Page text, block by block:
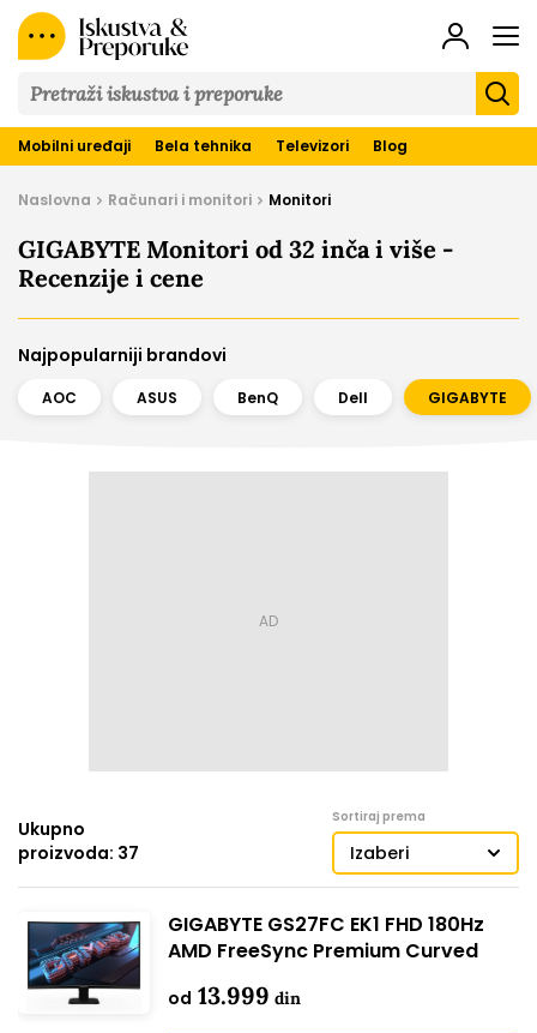
&
Preporuke
Mobilni uređaji Bela tehnika Televizori Blog
Naslovna Računari i monitori Monitori
GIGABYTE Monitori od 32 inča i više -
Recenzije i cene
Najpopularniji brandovi
AOC ASUS BenQ Dell GIGABYTE
Ukupno
proizvoda: 37
Sortiraj prema
Izaberi
GIGABYTE GS27FC EK1 FHD 180Hz
AMD FreeSync Premium Curved
od 13.999 din